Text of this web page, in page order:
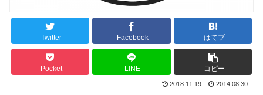
Twitter Facebook はてブ
Pocket LINE コピー
2018.11.19 2014.08.30